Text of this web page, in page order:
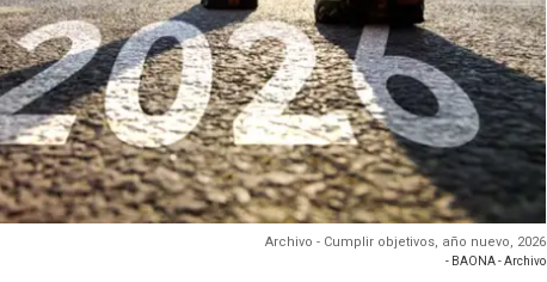
Archivo - Cumplir objetivos, año nuevo, 2026
- BAONA - Archivo